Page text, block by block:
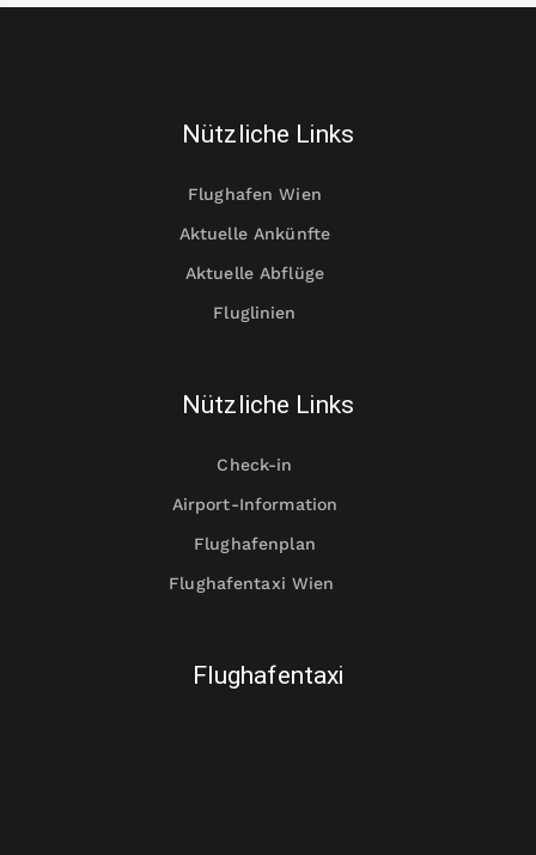
Nützliche Links
Flughafen Wien
Aktuelle Ankünfte
Aktuelle Abflüge
Fluglinien
Nützliche Links
Check-in
Airport-Information
Flughafenplan
Flughafentaxi Wien
Flughafentaxi